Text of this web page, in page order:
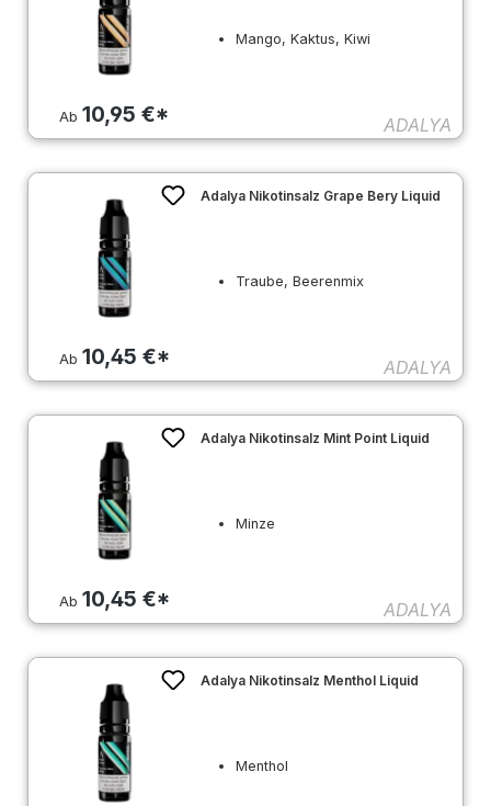
Ab10,95 €*
Mango, Kaktus, Kiwi
ADALYA
Ab 10,45 €*
Adalya Nikotinsalz Grape Bery Liquid
Traube, Beerenmix
ADALYA
Ab 10,45 €*
Adalya Nikotinsalz Mint Point Liquid
Minze
ADALYA
Adalya Nikotinsalz Menthol Liquid
Menthol